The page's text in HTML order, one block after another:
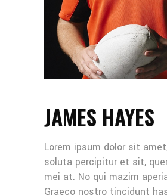
JAMES HAYES
Lorem ipsum dolor sit
soluta percipitur et sit,
mei at. No qui mazim
Graeco nostro tincidunt